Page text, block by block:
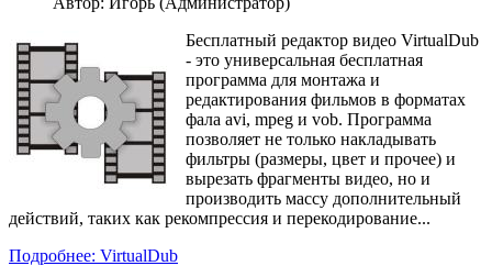
Бесплатный редактор видео VirtualDub
- это универсальная бесплатная
программа для монтажа и
редактирования фильмов в форматах
фала avi, mpeg и vob. Программа
позволяет не только накладывать
фильтры (размеры, цвет и прочее) и
вырезать фрагменты видео, но и
производить массу дополнительный
действий, таких как рекомпрессия и перекодирование...
Подробнее: VirtualDub